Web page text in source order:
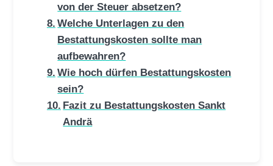
von der Steuer absetzen?
Welche Unterlagen zu den
Bestattungskosten sollte man
aufbewahren?
Wie hoch dürfen Bestattungskosten
sein?
Fazit zu Bestattungskosten Sankt
Andrä